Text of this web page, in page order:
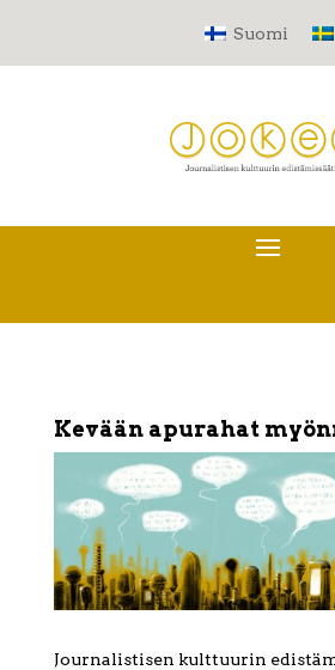
Suomi
Kevään apurahat
Journalistisen kulttuurin